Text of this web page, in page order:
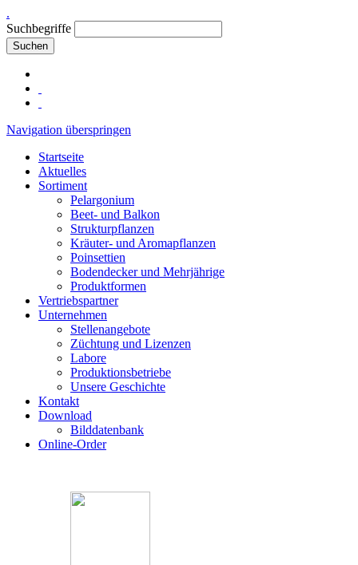
.
Suchbegriffe
Suchen
Navigation überspringen
Startseite
Aktuelles
Sortiment
Pelargonium
Beet- und Balkon
Strukturpflanzen
Kräuter- und Aromapflanzen
Poinsettien
Bodendecker und Mehrjährige
Produktformen
Vertriebspartner
Unternehmen
Stellenangebote
Züchtung und Lizenzen
Labore
Produktionsbetriebe
Unsere Geschichte
Kontakt
Download
Bilddatenbank
Online-Order